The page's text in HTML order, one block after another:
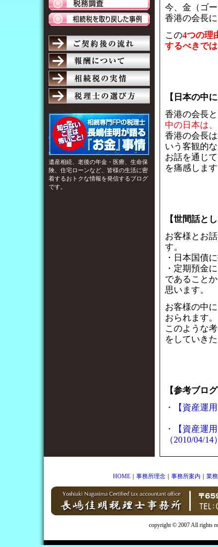
今、金（ゴ
香港の会長
この4つの理
するべきで
【日本の中
香港の会長
中の日本は
香港の会長
いう客観的
お話を通じ
を痛感しま
【世間話と
お客様とお
す。
・日本国債
・定期預金
であること
思います。
お客様の中
おられます。
このような
をしていき
【参考ブロ
・【資産運
・【資産運
（2010/04/14
遺産相続、老後の年金・医療、生命保
険、住宅ローンなど、皆様の生活に密
着するおトクな情報を発信するブログ
です。
HOME 事務所理念 事務所案内 業
copyright © 2007 All rights